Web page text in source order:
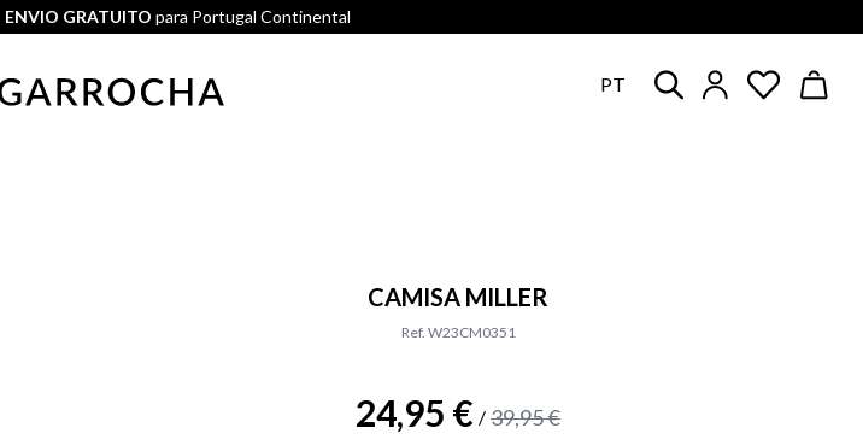
ENVIO GRATUITO para Portugal Continental
PT
CAMISA MILLER
Ref. W23CM0351
24,95 € / 39,95 €